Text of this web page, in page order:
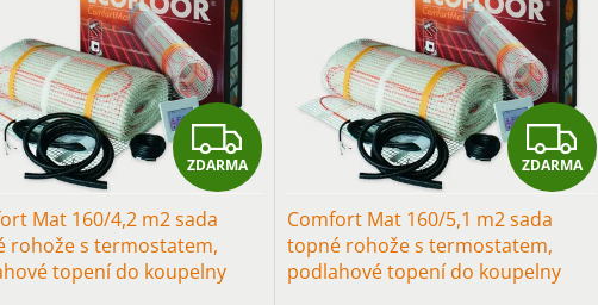
Z
D
ZDARMA
Mat 160/4,2 m2 sada
rohože s termostatem,
topení do koupelny
Z
D
ZDARMA
Comfort Mat 160/5,1 m2 sada
topné rohože s termostatem,
podlahové topení do koupelny